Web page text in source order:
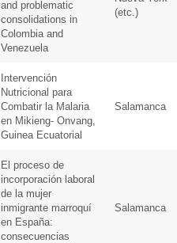
and problematic
consolidations in
Colombia and
Venezuela
(etc.)
Intervención
Nutricional para
Combatir la Malaria
en Mikieng- Onvang,
Guinea Ecuatorial
Salamanca
El proceso de
incorporación laboral
de la mujer
inmigrante marroquí
en España:
consecuencias
Salamanca